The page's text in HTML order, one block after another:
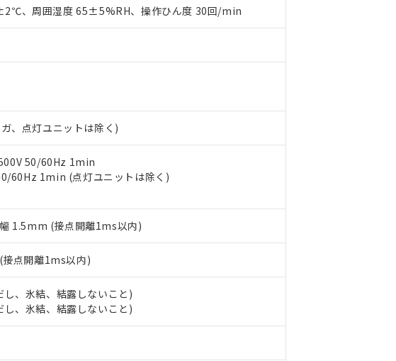
、周囲湿度 65±5%RH、操作ひん度 30回/min
、点灯ユニットは除く)
50/60Hz 1min
60Hz 1min (点灯ユニットは除く)
1.5mm (接点開離1ms以内)
(接点開離1ms以内)
、氷結、結露しないこと)
、氷結、結露しないこと)
ブサイト上で当社にご登録された部品リストについて、当社および当社の共同利用者
・サービスに関するお客様との取引・商談に必要な範囲で利用することをご了承くだ
者とは、"個人情報の共同利用に関して"
の「1.共同利用者の範囲」に記載されて
す。
ウンロード
ダウンロードすることができます。
）の非含有証明書
（当社基準）
点で非含有を証明するもので、過去に遡って非含有を証明するものではありません。
タル酸エステル類４物質の対応では、対応完了までの期間は出荷製品に未対応品が
欄に対応日を記載しておりました。
種、また在庫状況の情報を公開していない機種